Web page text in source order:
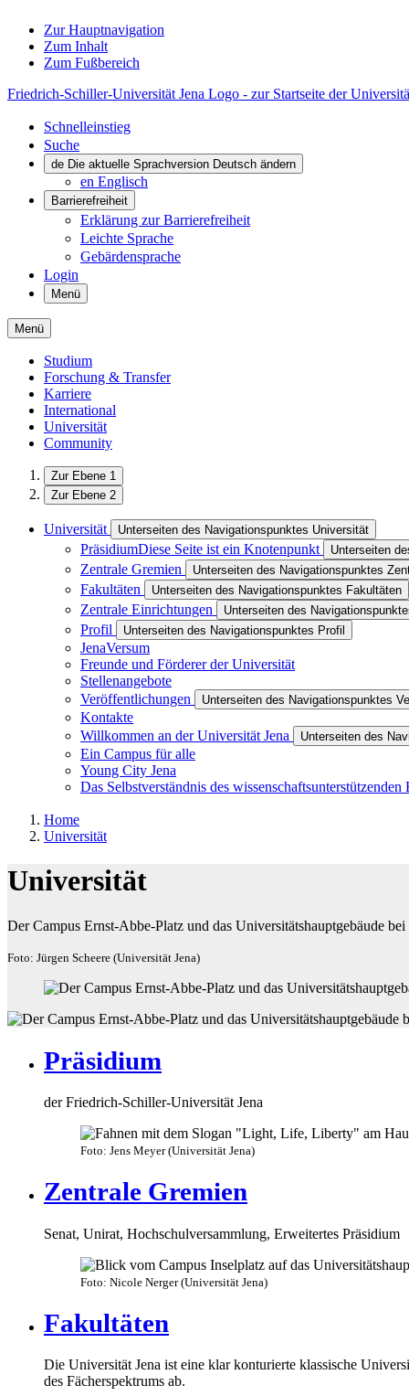
Zur Hauptnavigation
Zum Inhalt
Zum Fußbereich
Friedrich-Schiller-Universität Jena Logo - zur Startseite der
Schnelleinstieg
Suche
de Die aktuelle Sprachversion Deutsch ändern
en Englisch
Barrierefreiheit
Erklärung zur Barrierefreiheit
Leichte Sprache
Gebärdensprache
Login
Menü
Menü
Studium
Forschung & Transfer
Karriere
International
Universität
Community
Zur Ebene 1
Zur Ebene 2
Universität Unterseiten des Navigationspunktes Universität
PräsidiumDiese Seite ist ein Knotenpunkt Unterseiten
Zentrale Gremien Unterseiten des Navigationspunktes
Fakultäten Unterseiten des Navigationspunktes Fakultäten
Zentrale Einrichtungen Unterseiten des
Profil Unterseiten des Navigationspunktes Profil
JenaVersum
Freunde und Förderer der Universität
Stellenangebote
Veröffentlichungen
Unterseiten des Navigationspunktes
Kontakte
Willkommen an der Universität Jena
Unterseiten des
Ein Campus für alle
Young City Jena
Das Selbstverständnis des wissenschaftsunterstützenden
Home
Universität
Universität
Der Campus Ernst-Abbe-Platz und das Universitätshauptgebäude
Foto: Jürgen Scheere (Universität Jena)
Präsidium
der Friedrich-Schiller-Universität Jena
Foto: Jens Meyer (Universität Jena)
Zentrale Gremien
Senat, Unirat, Hochschulversammlung, Erweitertes Präsidium
Foto: Nicole Nerger (Universität Jena)
Fakultäten
Die Universität Jena ist eine klar konturierte klassische
des Fächerspektrums ab.